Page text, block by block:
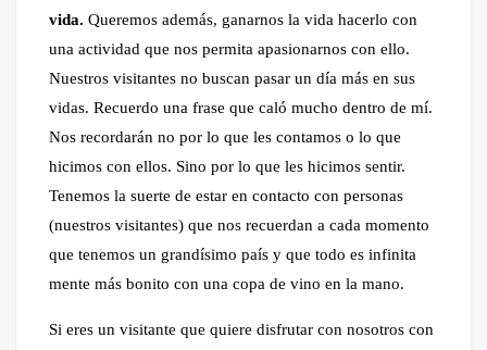
vida. Queremos además, ganarnos la vida hacerlo con
una actividad que nos permita apasionarnos con ello.
Nuestros visitantes no buscan pasar un día más en sus
vidas. Recuerdo una frase que caló mucho dentro de mí.
Nos recordarán no por lo que les contamos o lo que
hicimos con ellos. Sino por lo que les hicimos sentir.
Tenemos la suerte de estar en contacto con personas
(nuestros visitantes) que nos recuerdan a cada momento
que tenemos un grandísimo país y que todo es infinita
mente más bonito con una copa de vino en la mano.
Si eres un visitante que quiere disfrutar con nosotros con